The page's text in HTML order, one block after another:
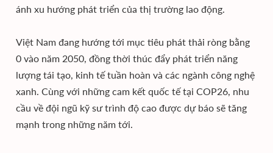
ánh xu hướng phát triển của thị trường lao động.
Việt Nam đang hướng tới mục tiêu phát thải ròng bằng
0 vào năm 2050, đồng thời thúc đẩy phát triển năng
lượng tái tạo, kinh tế tuần hoàn và các ngành công nghệ
xanh. Cùng với những cam kết quốc tế tại COP26, nhu
cầu về đội ngũ kỹ sư trình độ cao được dự báo sẽ tăng
mạnh trong những năm tới.